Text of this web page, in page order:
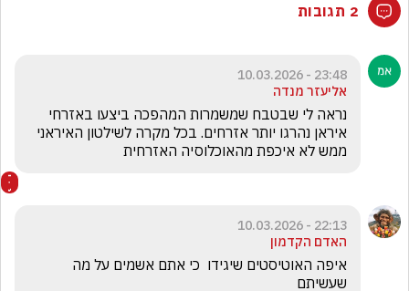
2 תגובות
23:48 - 10.03.2026
אליעזר מנדה
ממש לא איכפת מהאוכלוסיה האזרחית
22:13 - 10.03.2026
האדם הקדמון
שעשיתם